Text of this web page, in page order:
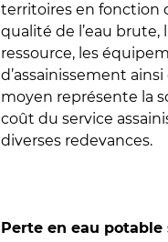
territoires en fonction
qualité de l’eau
ressource, les
d’assainissement
moyen représente la
coût du service
diverses redevances.
Perte en eau potable